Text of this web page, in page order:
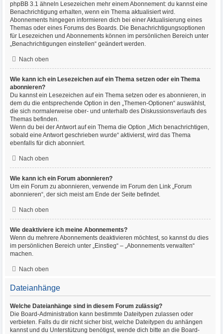
phpBB 3.1 ähneln Lesezeichen mehr einem Abonnement: du kannst eine
Benachrichtigung erhalten, wenn ein Thema aktualisiert wird.
Abonnements hingegen informieren dich bei einer Aktualisierung eines
Themas oder eines Forums des Boards. Die Benachrichtigungsoptionen
für Lesezeichen und Abonnements können im persönlichen Bereich unter
„Benachrichtigungen einstellen“ geändert werden.
Nach oben
Wie kann ich ein Lesezeichen auf ein Thema setzen oder ein Thema
abonnieren?
Du kannst ein Lesezeichen auf ein Thema setzen oder es abonnieren, in
dem du die entsprechende Option in den „Themen-Optionen“ auswählst,
die sich normalerweise ober- und unterhalb des Diskussionsverlaufs des
Themas befinden.
Wenn du bei der Antwort auf ein Thema die Option „Mich benachrichtigen,
sobald eine Antwort geschrieben wurde“ aktivierst, wird das Thema
ebenfalls für dich abonniert.
Nach oben
Wie kann ich ein Forum abonnieren?
Um ein Forum zu abonnieren, verwende im Forum den Link „Forum
abonnieren“, der sich meist am Ende der Seite befindet.
Nach oben
Wie deaktiviere ich meine Abonnements?
Wenn du mehrere Abonnements deaktivieren möchtest, so kannst du dies
im persönlichen Bereich unter „Einstieg“ – „Abonnements verwalten“
machen.
Nach oben
Dateianhänge
Welche Dateianhänge sind in diesem Forum zulässig?
Die Board-Administration kann bestimmte Dateitypen zulassen oder
verbieten. Falls du dir nicht sicher bist, welche Dateitypen du anhängen
kannst und du Unterstützung benötigst, wende dich bitte an die Board-